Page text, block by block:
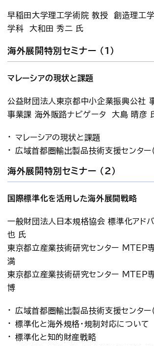
早稲田大学理工学術院 教授　創造理工
学科　大和田 秀二 氏
海外展開特別セミナー (1)
マレーシアの現状と課題
公益財団法人東京都中小企業振興公社
事業課 海外販路ナビゲータ　大島 晴彦
マレーシアの現状と課題
広域首都圏輸出製品技術支援センター
海外展開特別セミナー (2)
国際標準化を活用した海外展開戦略
一般財団法人日本規格協会 標準化アド
也 氏
東京都立産業技術研究センター MTEP
満
東京都立産業技術研究センター MTEP
博
広域首都圏輸出製品技術支援センター
標準化と海外規格・規制対応について
標準化と知的財産戦略